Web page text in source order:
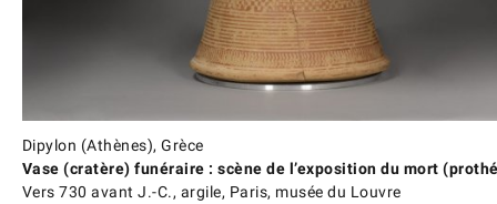
Dipylon (Athènes), Grèce
Vase (cratère) funéraire : scène de l’exposition du mort
Vers 730 avant J.-C., argile, Paris, musée du Louvre